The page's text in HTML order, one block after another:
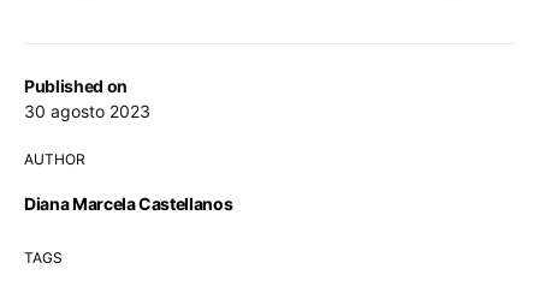
Published on
30 agosto 2023
AUTHOR
Diana Marcela Castellanos
TAGS